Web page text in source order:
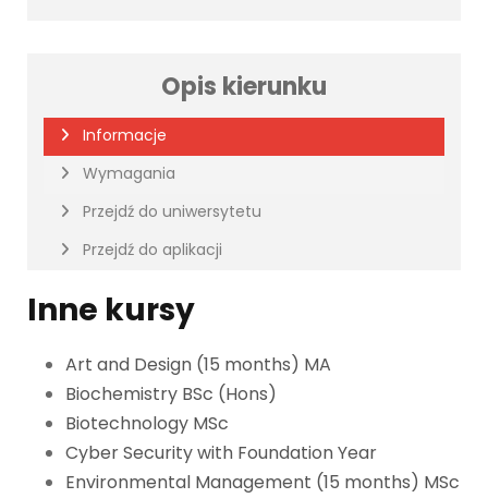
Opis kierunku
Informacje
Wymagania
Przejdź do uniwersytetu
Przejdź do aplikacji
Inne kursy
Art and Design (15 months) MA
Biochemistry BSc (Hons)
Biotechnology MSc
Cyber Security with Foundation Year
Environmental Management (15 months) MSc